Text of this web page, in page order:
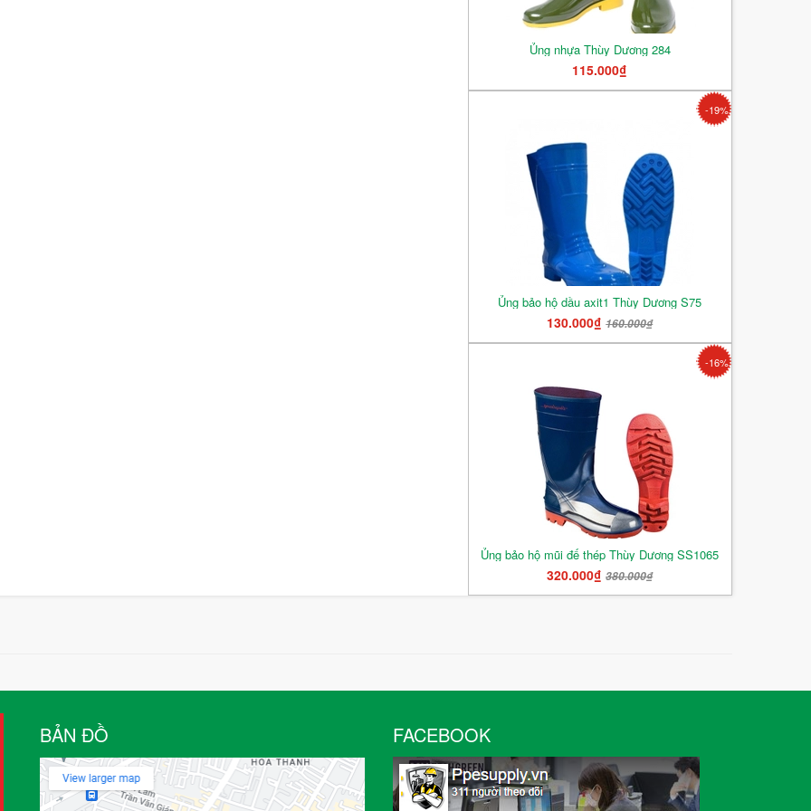
Ủng nhựa Thùy Dương 284
115.000₫
-19%
Ủng bảo hộ dầu axit1 Thùy Dương S75
130.000₫160.000₫
-16%
Ủng bảo hộ mũi đế thép Thùy Dương SS1065
320.000₫380.000₫
BẢN ĐỒ FACEBOOK